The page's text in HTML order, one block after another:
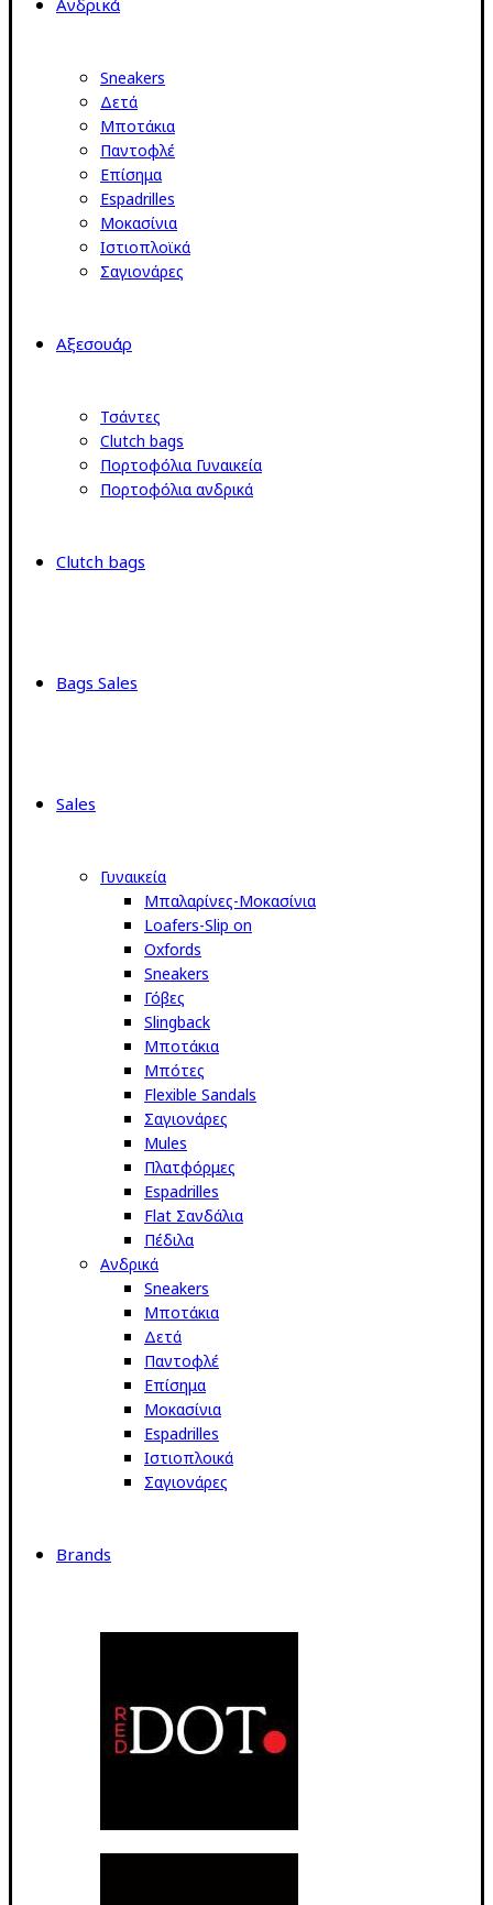
Sneakers
Δετά
Μποτάκια
Παντοφλέ
Επίσημα
Espadrilles
Μοκασίνια
Ιστιοπλοϊκά
Σαγιονάρες
Αξεσουάρ
Τσάντες
Clutch bags
Πορτοφόλια Γυναικεία
Πορτοφόλια ανδρικά
Clutch bags
Bags Sales
Sales
Γυναικεία
Μπαλαρίνες-Μοκασίνια
Loafers-Slip on
Oxfords
Sneakers
Γόβες
Slingback
Μποτάκια
Μπότες
Flexible Sandals
Σαγιονάρες
Mules
Πλατφόρμες
Espadrilles
Flat Σανδάλια
Πέδιλα
Ανδρικά
Sneakers
Μποτάκια
Δετά
Παντοφλέ
Επίσημα
Μοκασίνια
Espadrilles
Ιστιοπλοικά
Σαγιονάρες
Brands